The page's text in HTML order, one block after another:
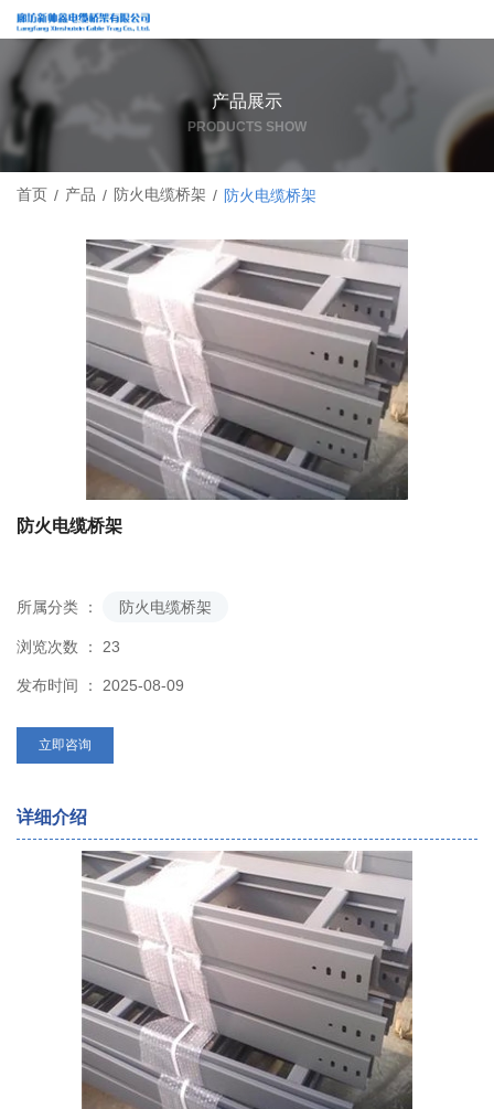
产品展示
PRODUCTS SHOW
首页 / 产品 / 防火电缆桥架 / 防火电缆桥架
防火电缆桥架
所属分类 ： 防火电缆桥架
浏览次数 ： 23
发布时间 ： 2025-08-09
立即咨询
详细介绍